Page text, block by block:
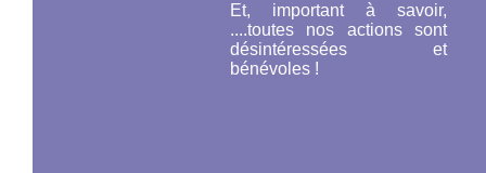
Et, important à savoir,
....toutes nos actions sont
désintéressées et
bénévoles !